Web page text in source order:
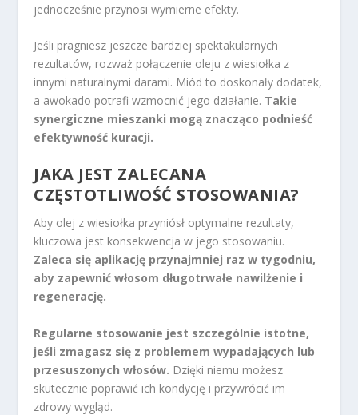
jednocześnie przynosi wymierne efekty.
Jeśli pragniesz jeszcze bardziej spektakularnych
rezultatów, rozważ połączenie oleju z wiesiołka z
innymi naturalnymi darami. Miód to doskonały dodatek,
a awokado potrafi wzmocnić jego działanie. Takie
synergiczne mieszanki mogą znacząco podnieść
efektywność kuracji.
JAKA JEST ZALECANA
CZĘSTOTLIWOŚĆ STOSOWANIA?
Aby olej z wiesiołka przyniósł optymalne rezultaty,
kluczowa jest konsekwencja w jego stosowaniu.
Zaleca się aplikację przynajmniej raz w tygodniu,
aby zapewnić włosom długotrwałe nawilżenie i
regenerację.
Regularne stosowanie jest szczególnie istotne,
jeśli zmagasz się z problemem wypadających lub
przesuszonych włosów. Dzięki niemu możesz
skutecznie poprawić ich kondycję i przywrócić im
zdrowy wygląd.